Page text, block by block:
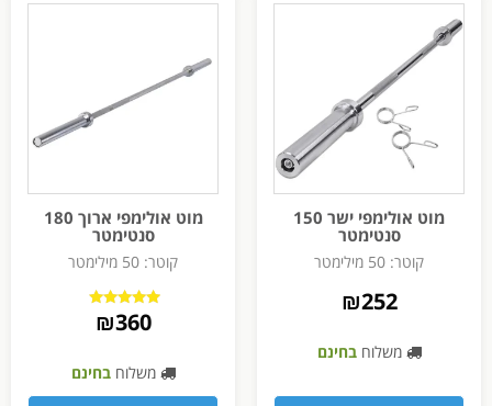
מוט אולימפי ישר 150
סנטימטר
קוטר: 50 מילימטר
₪252
משלוחבחינם
מוט אולימפי ארוך 180
סנטימטר
קוטר: 50 מילימטר
דורג
5.00
₪360
משלוחבחינם